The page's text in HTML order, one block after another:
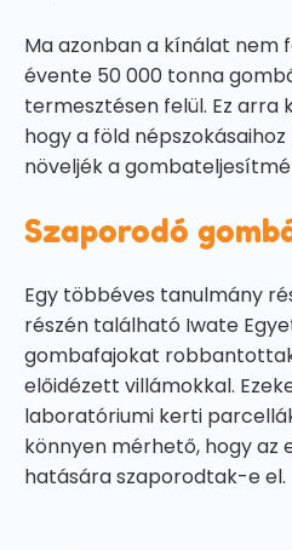
Ma azonban a kínálat nem
évente 50 000 tonna
termesztésen felül. Ez
hogy a föld
növeljék a
Szaporodó
Egy többéves tanulmány
részén található Iwate
gombafajokat
előidézett villámokkal.
laboratóriumi kerti
könnyen mérhető, hogy az
hatására szaporodtak-e el.